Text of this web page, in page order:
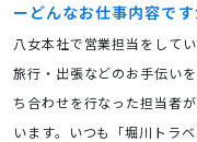
どんなお仕事内容です
八女本社で営業担当をして
旅行・出張などのお手伝い
ち合わせを行なった担当者
います。いつも「堀川トラ